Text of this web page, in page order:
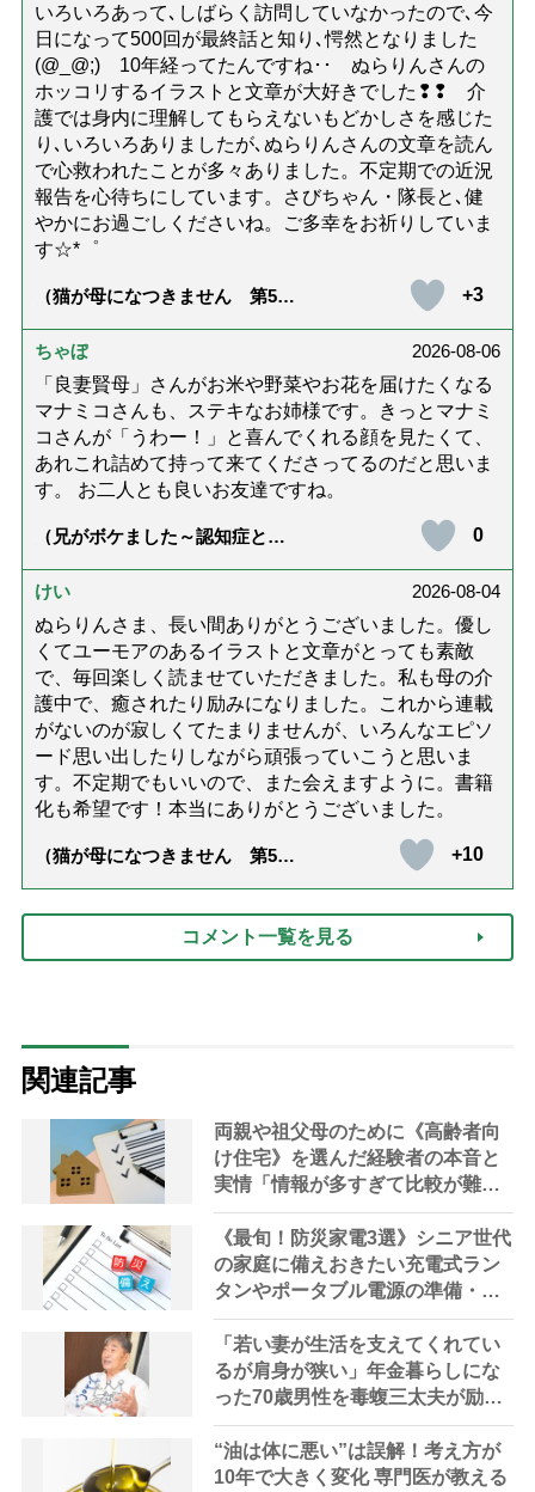
いろいろあって､しばらく訪問していなかったので､今
日になって500回が最終話と知り､愕然となりました
(@_@;) 10年経ってたんですね･･ ぬらりんさんの
ホッコリするイラストと文章が大好きでした❢❢ 介
護では身内に理解してもらえないもどかしさを感じた
り､いろいろありましたが､ぬらりんさんの文章を読ん
で心救われたことが多々ありました。不定期での近況
報告を心待ちにしています。さびちゃん・隊長と､健
やかにお過ごしくださいね。ご多幸をお祈りしていま
す☆*゜
（猫が母になつきません 第500
+3
ちゃぼ
2026-08-06
「良妻賢母」さんがお米や野菜やお花を届けたくなる
マナミコさんも、ステキなお姉様です。きっとマナミ
コさんが「うわー！」と喜んでくれる顔を見たくて、
あれこれ詰めて持って来てくださってるのだと思いま
す。 お二人とも良いお友達ですね。
（兄がボケました～認知症と介
達』が届きました」）
0
けい
2026-08-04
ぬらりんさま、長い間ありがとうございました。優し
くてユーモアのあるイラストと文章がとっても素敵
で、毎回楽しく読ませていただきました。私も母の介
護中で、癒されたり励みになりました。これから連載
がないのが寂しくてたまりませんが、いろんなエピソ
ード思い出したりしながら頑張っていこうと思いま
す。不定期でもいいので、また会えますように。書籍
化も希望です！本当にありがとうございました。
（猫が母になつきません 第500
+10
コメント一覧を見る
関連記事
両親や祖父母のために《高齢者向
け住宅》を選んだ経験者の本音と
実情「情報が多すぎて比較が難し
い」調査レポート
《最旬！防災家電3選》シニア世代
の家庭に備えおきたい充電式ラン
タンやポータブル電源の準備・選
び方を家電のプロが解説
「若い妻が生活を支えてくれてい
るが肩身が狭い」年金暮らしにな
った70歳男性を毒蝮三太夫が励ま
す｜「マムちゃんの毒入り相談
室」第75回
“油は体に悪い”は誤解！考え方が
10年で大きく変化 専門医が教える